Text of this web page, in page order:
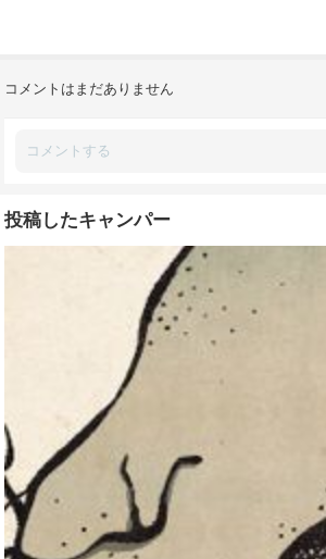
コメントはまだありません
投稿したキャンパー